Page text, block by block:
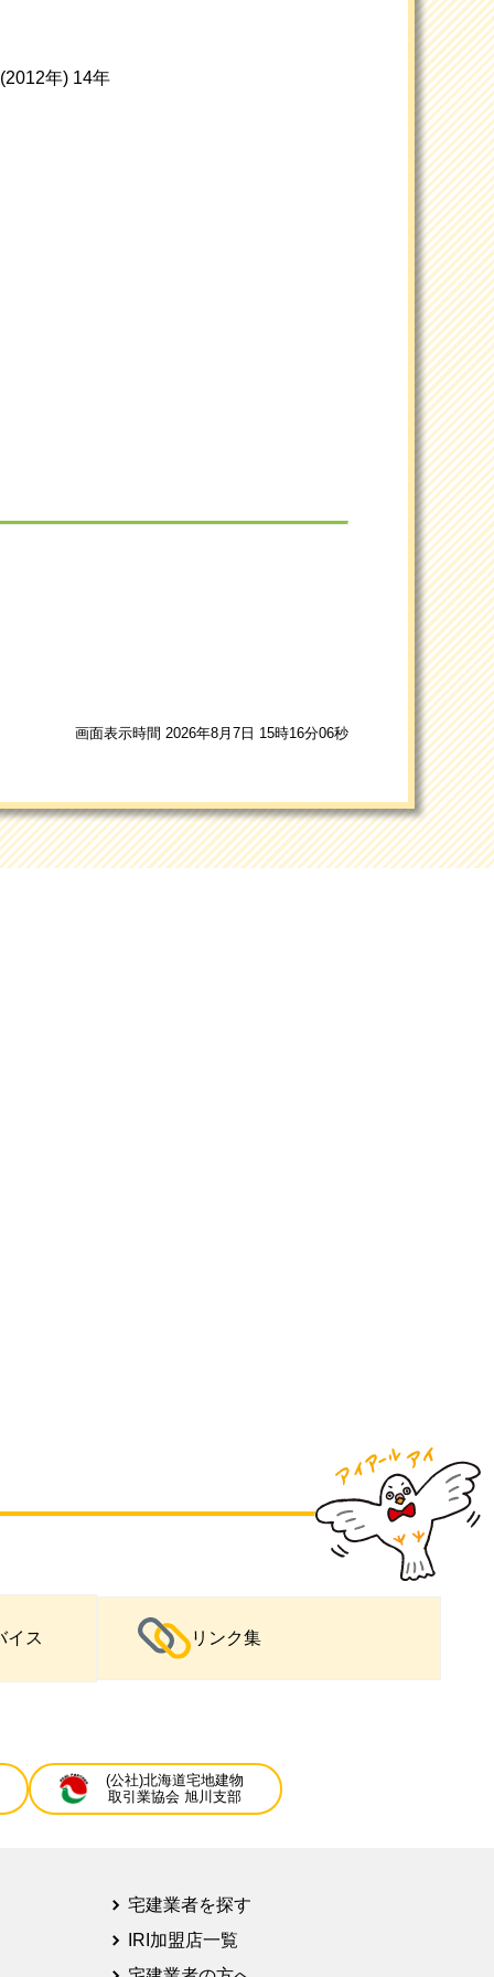
年) 14年
画面表示時間 2026年8月7日 15時16分06秒
イス リンク集
(公社)北海道宅地建物
取引業協会 旭川支部
宅建業者を探す
IRI加盟店一覧